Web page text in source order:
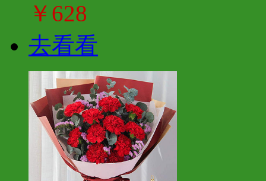
￥628
去看看